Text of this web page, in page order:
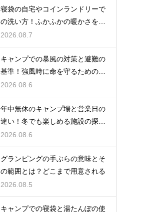
寝袋の自宅やコインランドリーで
の洗い方！ふかふかの暖かさを復
活させる
2026.08.7
キャンプでの暴風の対策と避難の
基準！強風時に命を守るための行
動
2026.08.6
年中無休のキャンプ場と営業日の
違い！冬でも楽しめる施設の探し
方
2026.08.6
グランピングの手ぶらの意味とそ
の範囲とは？どこまで用意される
2026.08.5
キャンプでの寝袋と湯たんぽの使